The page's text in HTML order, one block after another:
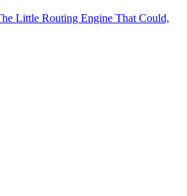
Little Routing Engine That Could,